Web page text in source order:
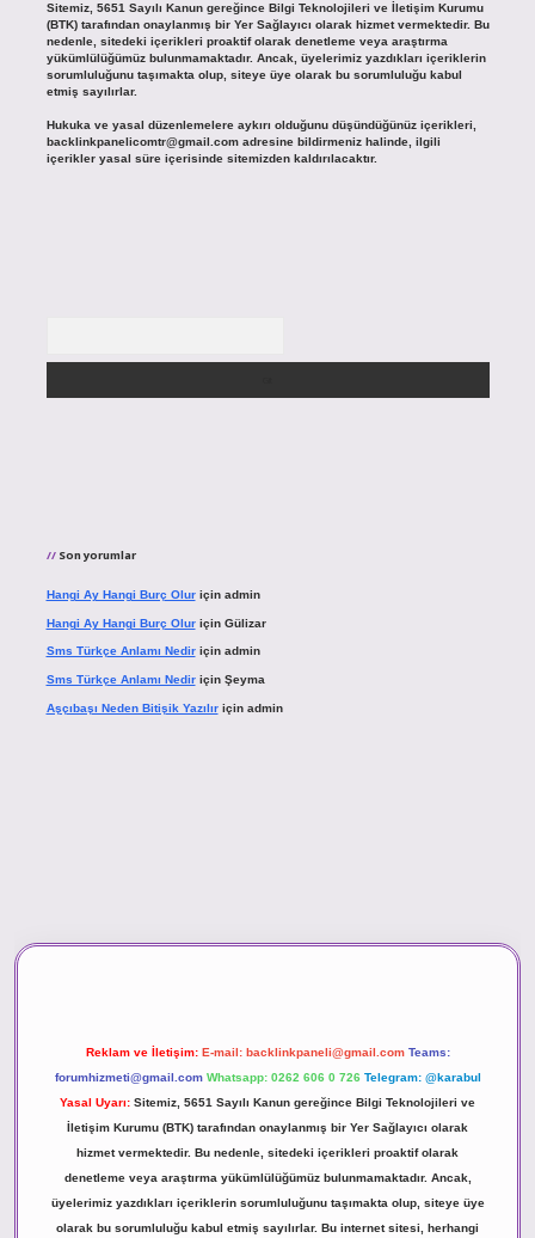
Sitemiz, 5651 Sayılı Kanun gereğince Bilgi Teknolojileri ve İletişim Kurumu
(BTK) tarafından onaylanmış bir Yer Sağlayıcı olarak hizmet vermektedir. Bu
nedenle, sitedeki içerikleri proaktif olarak denetleme veya araştırma
yükümlülüğümüz bulunmamaktadır. Ancak, üyelerimiz yazdıkları içeriklerin
sorumluluğunu taşımakta olup, siteye üye olarak bu sorumluluğu kabul
etmiş sayılırlar.
Hukuka ve yasal düzenlemelere aykırı olduğunu düşündüğünüz içerikleri,
backlinkpanelicomtr@gmail.comadresine bildirmeniz halinde, ilgili
içerikler yasal süre içerisinde sitemizden kaldırılacaktır.
Son yorumlar
Hangi Ay Hangi Burç Oluriçin admin
Hangi Ay Hangi Burç Oluriçin Gülizar
Sms Türkçe Anlamı Nediriçin admin
Sms Türkçe Anlamı Nediriçin Şeyma
Aşçıbaşı Neden Bitişik Yazılıriçin admin
Reklam ve İletişim: E-mail: backlinkpaneli@gmail.com Teams:
forumhizmeti@gmail.com Whatsapp: 0262 606 0 726 Telegram: @karabul
Yasal Uyarı: Sitemiz, 5651 Sayılı Kanun gereğince Bilgi Teknolojileri ve
İletişim Kurumu (BTK) tarafından onaylanmış bir Yer Sağlayıcı olarak
hizmet vermektedir. Bu nedenle, sitedeki içerikleri proaktif olarak
denetleme veya araştırma yükümlülüğümüz bulunmamaktadır. Ancak,
üyelerimiz yazdıkları içeriklerin sorumluluğunu taşımakta olup, siteye üye
olarak bu sorumluluğu kabul etmiş sayılırlar. Bu internet sitesi, herhangi